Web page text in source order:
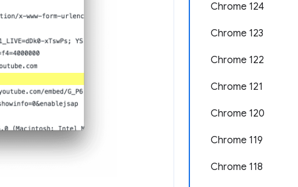
Chrome 124
Chrome 123
Chrome 122
Chrome 121
Chrome 120
Chrome 119
Chrome 118